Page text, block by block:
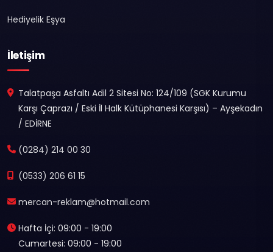
Hediyelik Eşya
İletişim
Talatpaşa Asfaltı Adil 2 Sitesi No: 124/109 (SGK Kurumu
Karşı Çaprazı / Eski İl Halk Kütüphanesi Karşısı) – Ayşekadın
/ EDİRNE
(0284) 214 00 30
(0533) 206 61 15
mercan-reklam@hotmail.com
Hafta İçi: 09:00 - 19:00
Cumartesi: 09:00 - 19:00